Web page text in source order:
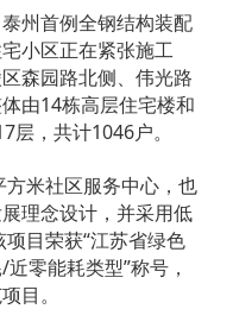
州首例全钢结构装配
小区正在紧张施工
森园路北侧、伟光路
由14栋高层住宅楼和
，共计1046户。
米社区服务中心，也
理念设计，并采用低
目荣获“江苏省绿色
零能耗类型”称号，
目。